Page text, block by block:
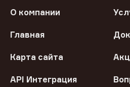
О компании
Главная
Карта сайта
API Интеграция